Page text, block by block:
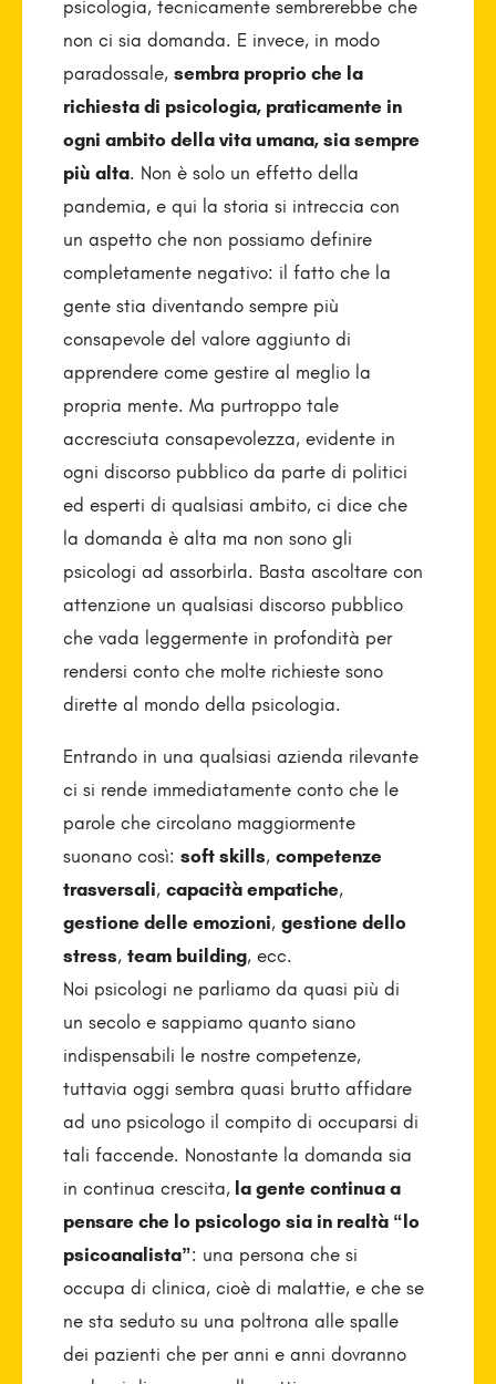
psicologia, tecnicamente sembrerebbe che
non ci sia domanda. E invece, in modo
paradossale, sembra proprio che la
richiesta di psicologia, praticamente in
ogni ambito della vita umana, sia sempre
più alta. Non è solo un effetto della
pandemia, e qui la storia si intreccia con
un aspetto che non possiamo definire
completamente negativo: il fatto che la
gente stia diventando sempre più
consapevole del valore aggiunto di
apprendere come gestire al meglio la
propria mente. Ma purtroppo tale
accresciuta consapevolezza, evidente in
ogni discorso pubblico da parte di politici
ed esperti di qualsiasi ambito, ci dice che
la domanda è alta ma non sono gli
psicologi ad assorbirla. Basta ascoltare con
attenzione un qualsiasi discorso pubblico
che vada leggermente in profondità per
rendersi conto che molte richieste sono
dirette al mondo della psicologia.
Entrando in una qualsiasi azienda rilevante
ci si rende immediatamente conto che le
parole che circolano maggiormente
suonano così: soft skills, competenze
trasversali, capacità empatiche,
gestione delle emozioni, gestione dello
stress, team building, ecc.
Noi psicologi ne parliamo da quasi più di
un secolo e sappiamo quanto siano
indispensabili le nostre competenze,
tuttavia oggi sembra quasi brutto affidare
ad uno psicologo il compito di occuparsi di
tali faccende. Nonostante la domanda sia
in continua crescita,la gente continua a
pensare che lo psicologo sia in realtà “lo
psicoanalista”: una persona che si
occupa di clinica, cioè di malattie, e che se
ne sta seduto su una poltrona alle spalle
dei pazienti che per anni e anni dovranno